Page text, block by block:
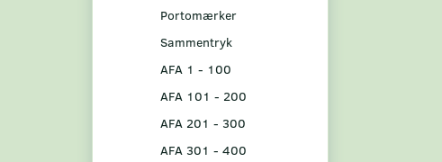
Portomærker
Sammentryk
AFA 1 - 100
AFA 101 - 200
AFA 201 - 300
AFA 301 - 400